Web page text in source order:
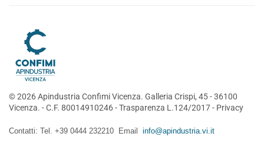
©2026Apindustria Confimi Vicenza. Galleria Crispi, 45 - 36100
Vicenza. - C.F. 80014910246 -Trasparenza L.124/2017- Privacy
Contatti: Tel. +39 0444 232210 Email info@apindustria.vi.it